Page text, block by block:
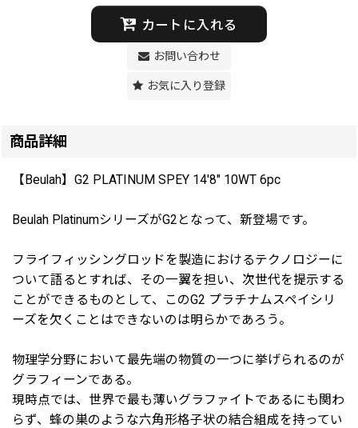
カートに入れる
お問い合わせ
お気に入り登録
商品詳細
【Beulah】G2 PLATINUM SPEY 14'8" 10WT 6pc
Beulah PlatinumシリーズがG2となって、新登場です。
フライフィッシングロッドを製造におけるテクノロジーに
ついて語るとすれば、その一翼を担い、次世代を提示する
ことができるものとして、このG2 プラチナムスペイシリ
ーズを欠くことはできないのは明らかであろう。
物理学分野において最先端の物質の一つに挙げられるのが
グラフィーンである。
現時点では、世界で最も薄いグラファイトであるにも関わ
らず、蜂の巣のような六角形格子状の結合組成を持ってい